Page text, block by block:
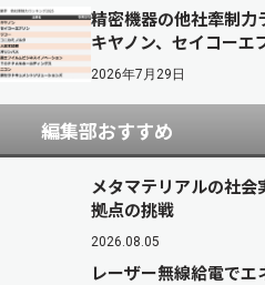
精密機器の他社牽制
キヤノン、セイコーエ
2026年7月29日
編集部おすすめ
メタマテリアルの社
拠点の挑戦
2026.08.05
レーザー無線給電で